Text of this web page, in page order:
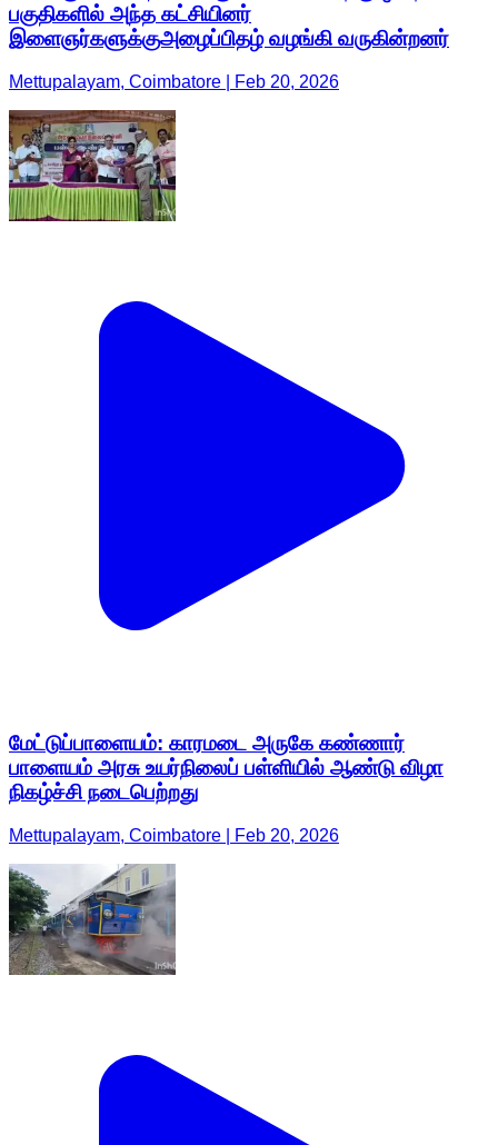
பகுதிகளில் அந்த கட்சியினர்
இளைஞர்களுக்குஅழைப்பிதழ் வழங்கி வருகின்றனர்
Mettupalayam, Coimbatore | Feb 20, 2026
மேட்டுப்பாளையம்: காரமடை அருகே கண்ணார்
பாளையம் அரசு உயர்நிலைப் பள்ளியில் ஆண்டு விழா
நிகழ்ச்சி நடைபெற்றது
Mettupalayam, Coimbatore | Feb 20, 2026